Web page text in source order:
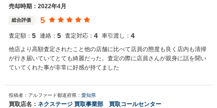
売却時期：2022年4月
総合評価 5
査定額： 5 連絡： 5 査定対応： 4 車引渡し： 4
他店より高額査定されたこと他の店舗に比べて店員の態度も良く店内も清掃
が行き届いていてとても綺麗だった。査定の際に店員さんが親身に話を聞い
ていてくれた事が非常に好感が持てました
投稿者：アルファード都道府県： 愛知県
買取店名： ネクステージ 買取事業部 買取コールセンター